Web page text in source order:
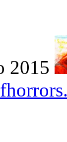
2015